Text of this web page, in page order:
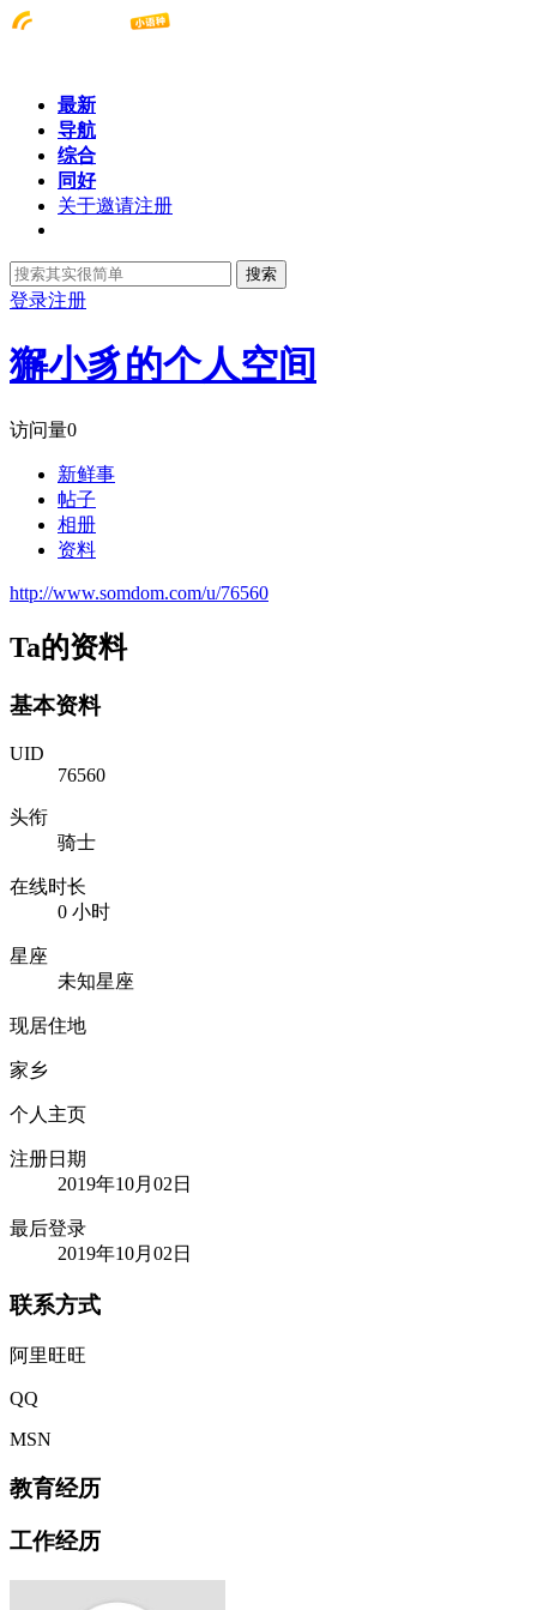
最新
导航
综合
同好
关于邀请注册
搜索
登录注册
獬小豸的个人空间
访问量0
新鲜事
帖子
相册
资料
http://www.somdom.com/u/76560
Ta的资料
基本资料
UID
76560
头衔
骑士
在线时长
0 小时
星座
未知星座
现居住地
家乡
个人主页
注册日期
2019年10月02日
最后登录
2019年10月02日
联系方式
阿里旺旺
QQ
MSN
教育经历
工作经历